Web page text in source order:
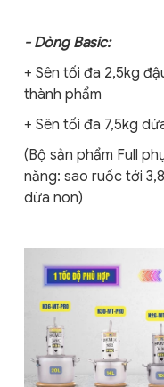
- Dòng Basic:
+ Sên tối đa 2,5kg
thành phẩm
+ Sên tối đa 7,5kg
(Bộ sản phẩm Full
năng: sao ruốc tới
dừa non)